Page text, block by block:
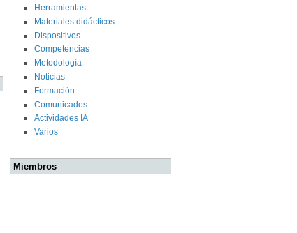
Herramientas
Materiales didácticos
Dispositivos
Competencias
Metodología
Noticias
Formación
Comunicados
Actividades IA
Varios
Miembros